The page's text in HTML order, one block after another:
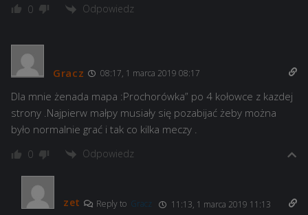
0 Odpowiedz
Gracz 08:17, 1 marca 2019 08:17
Dla mnie żenada mapa :Prochorówka” po 4 kołowce z kazdej
strony .Najpierw małpy musiały się pozabijać żeby można
było normalnie grać i tak co kilka meczy .
0 Odpowiedz
zet Reply to Gracz 11:13, 1 marca 2019 11:13